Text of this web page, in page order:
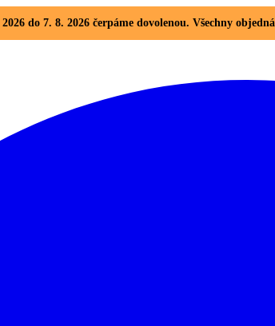
do 7. 8. 2026 čerpáme dovolenou. Všechny